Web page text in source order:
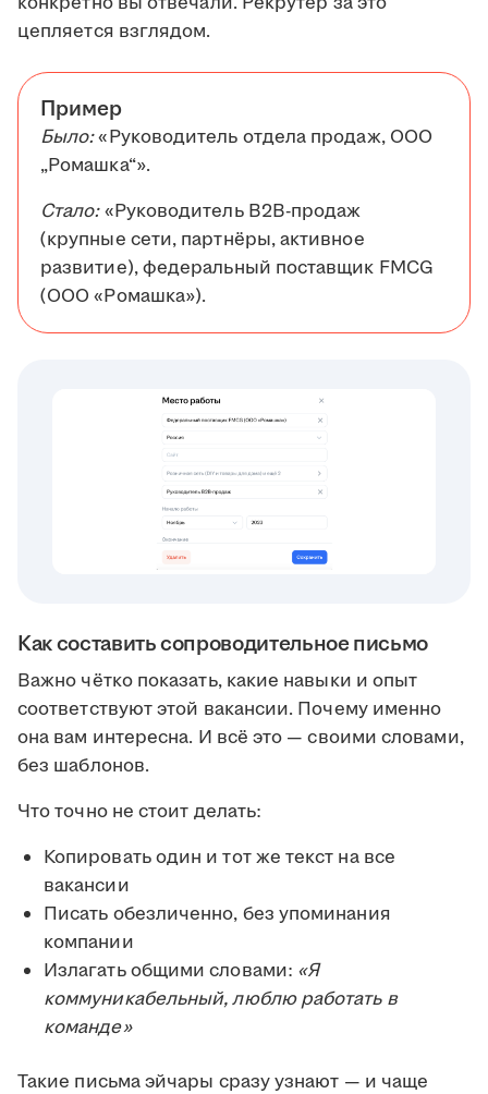
цепляется взглядом.
Пример
Было:«Руководитель отдела продаж, ООО
„Ромашка“».
Стало:«Руководитель B2B-продаж
(крупные сети, партнёры, активное
развитие), федеральный поставщик FMCG
(ООО «Ромашка»).
Как составить сопроводительное письмо
Важно чётко показать, какие навыки и опыт
соответствуют этой вакансии. Почему именно
она вам интересна. И всё это — своими словами,
без шаблонов.
Что точно не стоит делать:
Копировать один и тот же текст на все
вакансии
Писать обезличенно, без упоминания
компании
Излагать общими словами: «Я
коммуникабельный, люблю работать в
команде»
Такие письма эйчары сразу узнают — и чаще